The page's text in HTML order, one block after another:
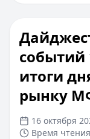
событий
итоги
рынку
16 октября
Время